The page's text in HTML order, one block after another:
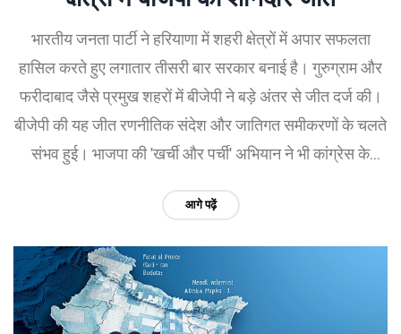
भारतीय जनता पार्टी ने हरियाणा में शहरी क्षेत्रों में अपार सफलता
हासिल करते हुए लगातार तीसरी बार सरकार बनाई है। गुरुग्राम और
फरीदाबाद जैसे प्रमुख शहरों में बीजेपी ने बड़े अंतर से जीत दर्ज की।
बीजेपी की यह जीत रणनीतिक संदेश और जातिगत समीकरणों के चलते
संभव हुई। भाजपा की 'खर्ची और पर्ची' अभियान ने भी कांग्रेस के
आगे पढ़ें